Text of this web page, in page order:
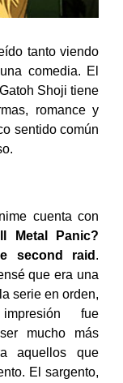
tanto viendo
comedia. El
Shoji tiene
romancey
sentido común
cuenta con
Metal Panic?
second raid .
que era una
serie en orden,
fue
mucho más
aquellos que
El sargento,